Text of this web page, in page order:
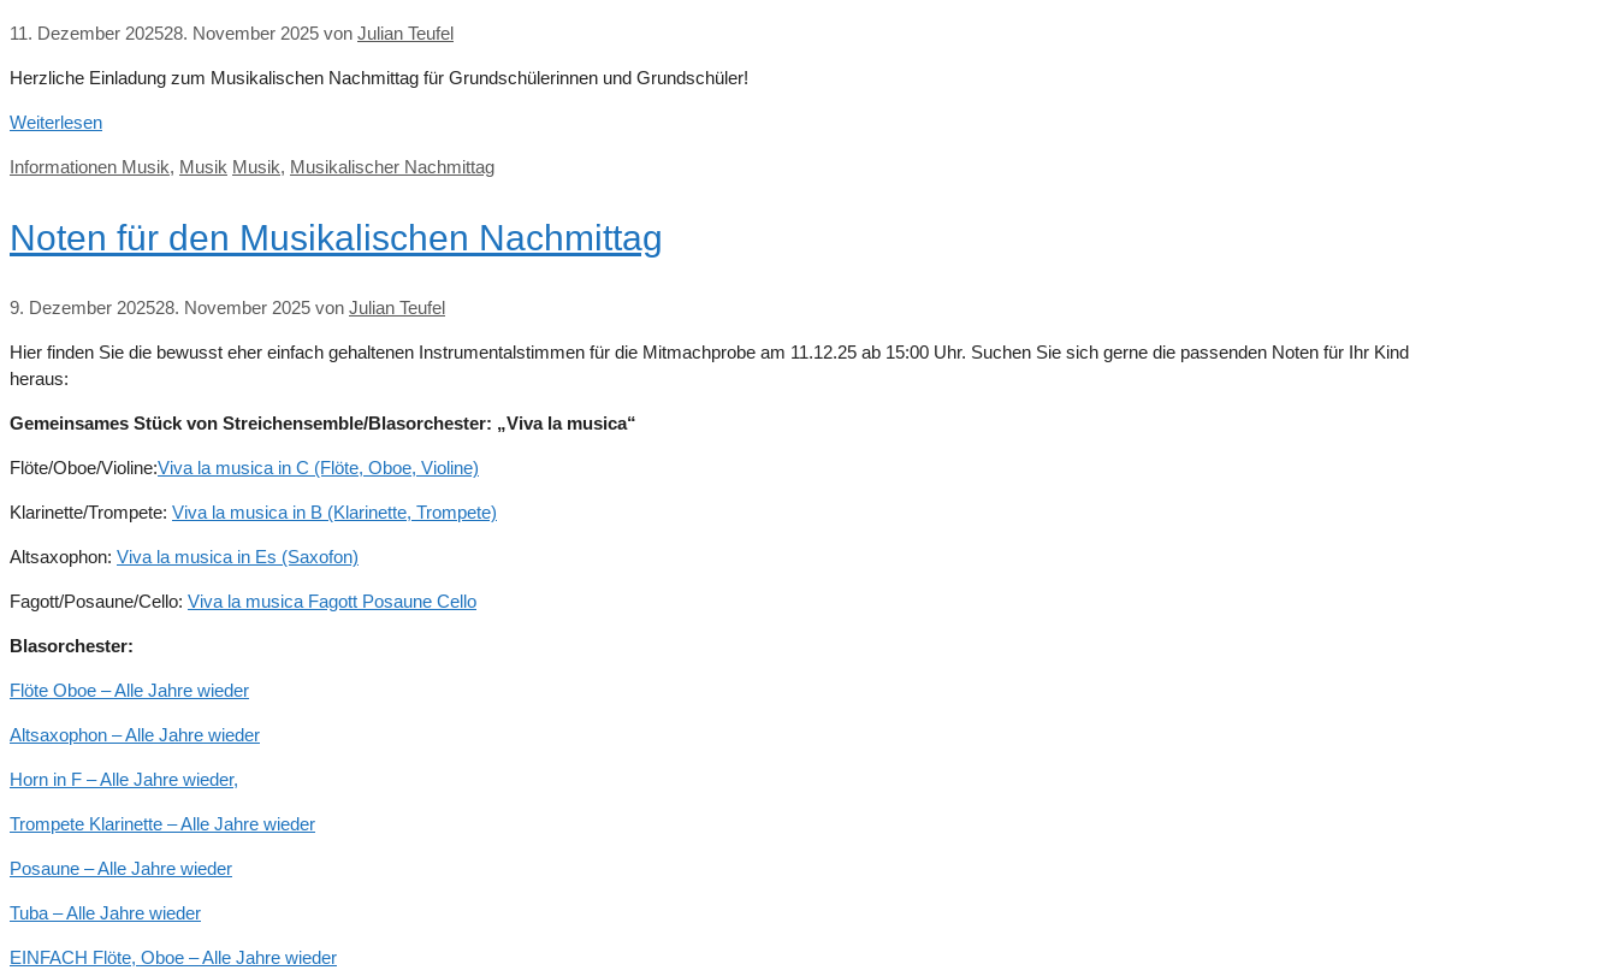
11. Dezember 202528. November 2025 von Julian Teufel
Herzliche Einladung zum Musikalischen Nachmittag für Grundschülerinnen und Grundschüler!
Weiterlesen
Kategorien
Informationen Musik, Musik Schlagwörter
Musik, Musikalischer Nachmittag
Noten für den Musikalischen Nachmittag
9. Dezember 202528. November 2025 von Julian Teufel
Hier finden Sie die bewusst eher einfach gehaltenen Instrumentalstimmen für die Mitmachprobe am 11.12.25 ab 15:00 Uhr. Suchen Sie sich gerne die passenden Noten für Ihr Kind
heraus:
Gemeinsames Stück von Streichensemble/Blasorchester: „Viva la musica“
Flöte/Oboe/Violine:Viva la musica in C (Flöte, Oboe, Violine)
Klarinette/Trompete: Viva la musica in B (Klarinette, Trompete)
Altsaxophon: Viva la musica in Es (Saxofon)
Fagott/Posaune/Cello: Viva la musica Fagott Posaune Cello
Blasorchester:
Flöte Oboe – Alle Jahre wieder
Altsaxophon – Alle Jahre wieder
Horn in F – Alle Jahre wieder,
Trompete Klarinette – Alle Jahre wieder
Posaune – Alle Jahre wieder
Tuba – Alle Jahre wieder
EINFACH Flöte, Oboe – Alle Jahre wieder